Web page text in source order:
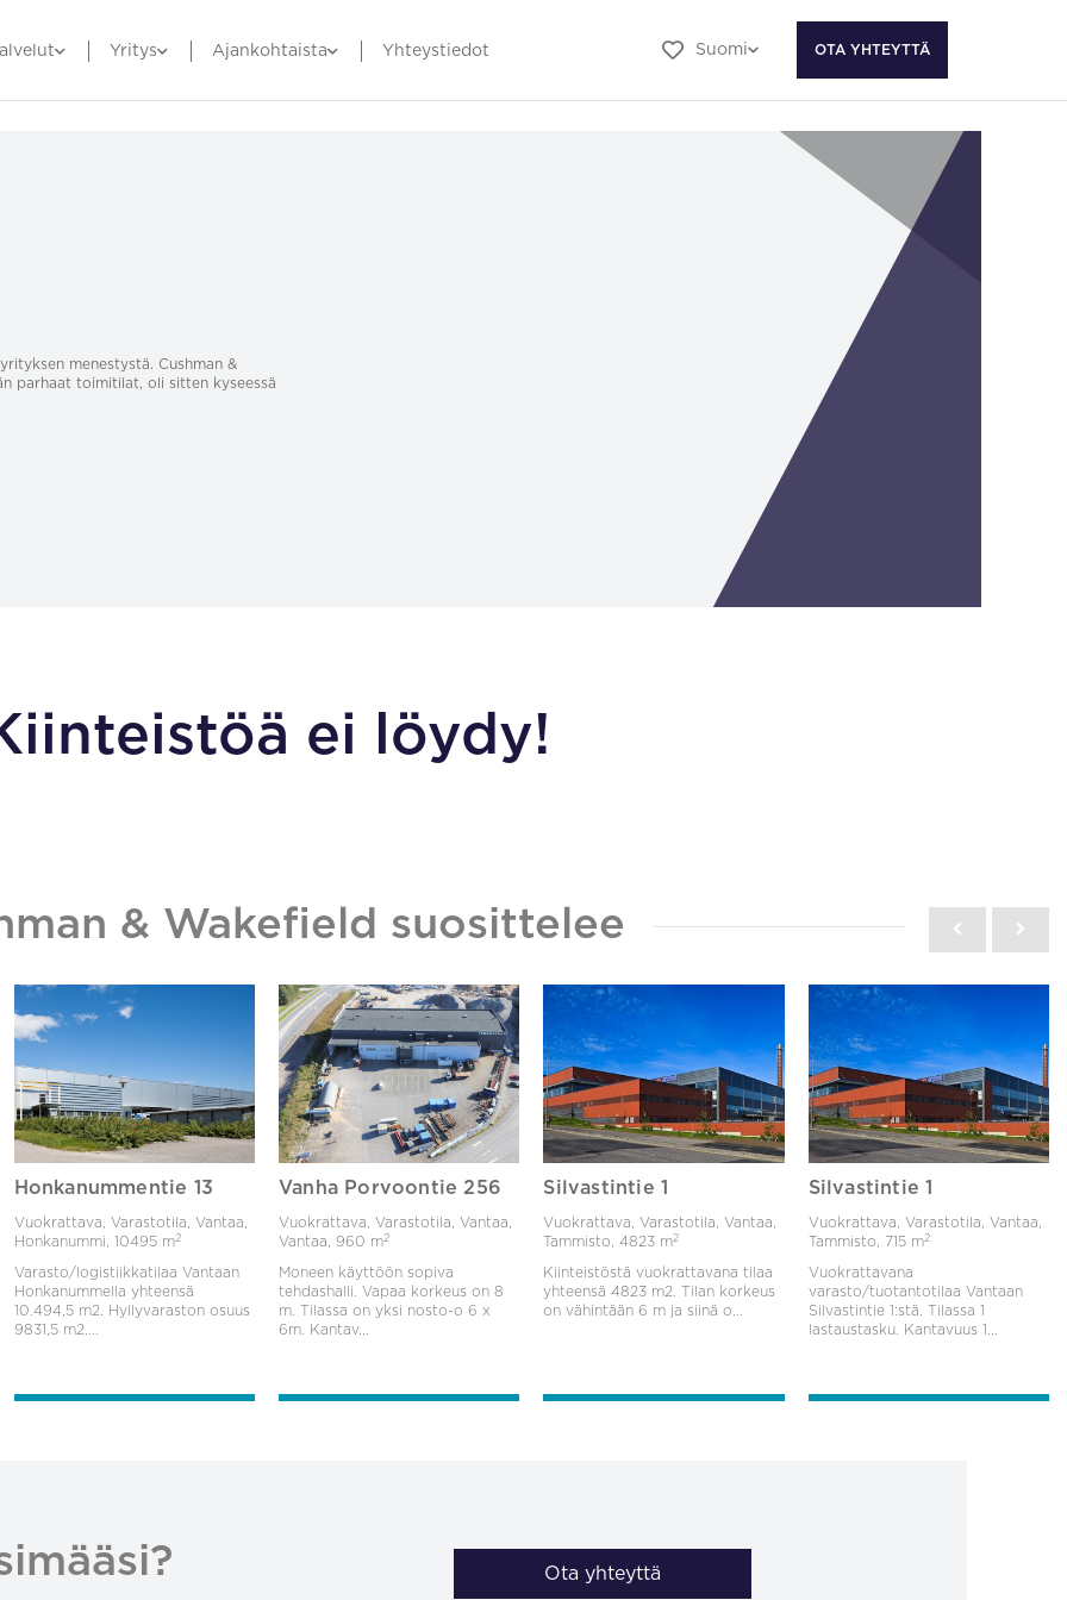
Yritys Ajankohtaista Yhteystiedot Suomi OTA YHTEYTTÄ
menestystä. Cushman &
parhaat toimitilat, oli sitten kyseessä
ei löydy!
& Wakefield suosittelee
Honkanummentie 13
Vuokrattava, Varastotila, Vantaa,
Honkanummi, 10495 m2
Varasto/logistiikkatilaa Vantaan
Honkanummella yhteensä
10.494,5 m2. Hyllyvaraston osuus
9831,5 m2....
Vanha Porvoontie 256
Vuokrattava, Varastotila, Vantaa,
Vantaa, 960 m2
Moneen käyttöön sopiva
tehdashalli. Vapaa korkeus on 8
m. Tilassa on yksi nosto-o 6 x
6m. Kantav...
Silvastintie 1
Vuokrattava, Varastotila, Vantaa,
Tammisto,4823 m2
Kiinteistöstä vuokrattavana tilaa
yhteensä 4823 m2. Tilan korkeus
on vähintään 6 m ja siinä o...
Silvastintie 1
Vuokrattava, Varastotila, Vantaa,
Tammisto,
715 m2
Vuokrattavana
varasto/tuotantotilaa Vantaan
Silvastintie 1:stä. Tilassa 1
lastaustasku. Kantavuus 1...
Ota yhteyttä